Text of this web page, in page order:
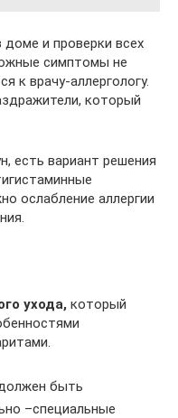
и проверки всех
симптомы не
к врачу-аллергологу.
который
есть вариант решения
ослабление аллергии
ухода, который
быть
–специальные